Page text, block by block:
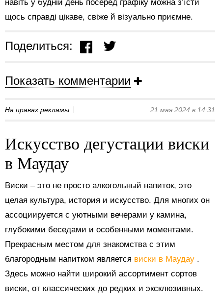
навіть у будній день посеред графіку можна з’їсти
щось справді цікаве, свіже й візуально приємне.
Поделиться:
Показать комментарии
На правах рекламы 21 мая 2024 в 14:31
Искусство дегустации виски
в Маудау
Виски – это не просто алкогольный напиток, это
целая культура, история и искусство. Для многих он
ассоциируется с уютными вечерами у камина,
глубокими беседами и особенными моментами.
Прекрасным местом для знакомства с этим
благородным напитком является виски в Маудау .
Здесь можно найти широкий ассортимент сортов
виски, от классических до редких и эксклюзивных.